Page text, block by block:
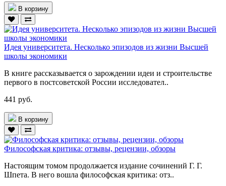
В корзину
Идея университета. Несколько эпизодов из жизни Высшей
школы экономики
В книге рассказывается о зарождении идеи и строительстве
первого в постсоветской России исследовател..
441 руб.
В корзину
Философская критика: отзывы, рецензии, обзоры
Настоящим томом продолжается издание сочинений Г. Г.
Шпета. В него вошла философская критика: отз..